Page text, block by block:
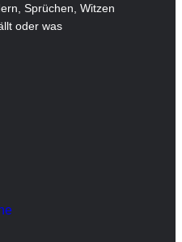
Sprüchen, Witzen
oder was